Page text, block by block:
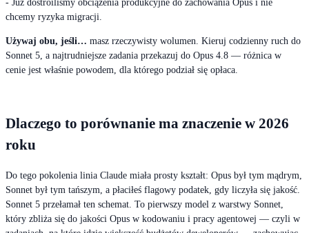
- Już dostroiliśmy obciążenia produkcyjne do zachowania Opus i nie
chcemy ryzyka migracji.
Używaj obu, jeśli… masz rzeczywisty wolumen. Kieruj codzienny ruch do
Sonnet 5, a najtrudniejsze zadania przekazuj do Opus 4.8 — różnica w
cenie jest właśnie powodem, dla którego podział się opłaca.
Dlaczego to porównanie ma znaczenie w 2026
roku
Do tego pokolenia linia Claude miała prosty kształt: Opus był tym mądrym,
Sonnet był tym tańszym, a płaciłeś flagowy podatek, gdy liczyła się jakość.
Sonnet 5 przełamał ten schemat. To pierwszy model z warstwy Sonnet,
który zbliża się do jakości Opus w kodowaniu i pracy agentowej — czyli w